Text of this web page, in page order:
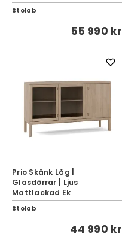
Stolab
55 990 kr
Prio Skänk Låg |
Glasdörrar | Ljus
Mattlackad Ek
Stolab
44 990 kr